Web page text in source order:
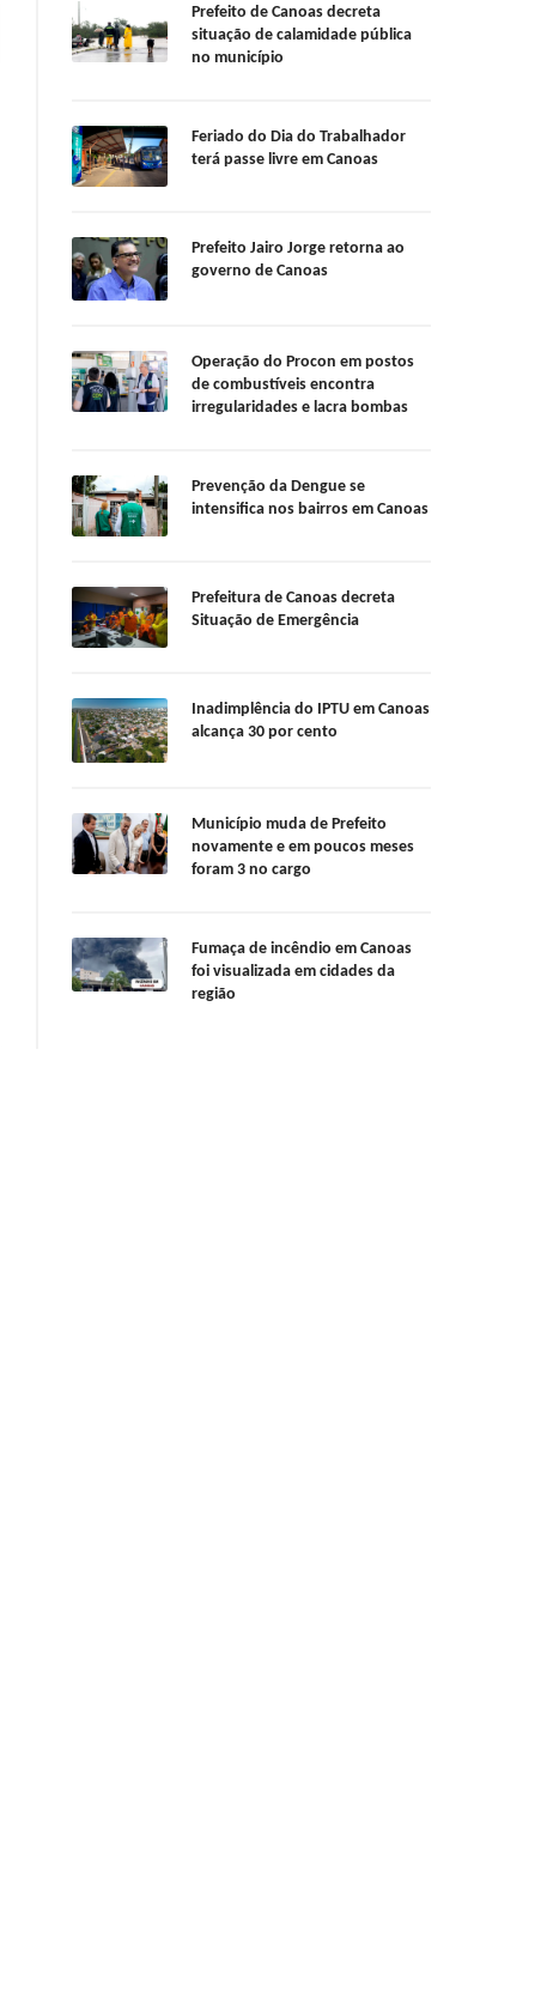
Prefeito de Canoas decreta
situação de calamidade pública
no município
Feriado do Dia do Trabalhador
terá passe livre em Canoas
Prefeito Jairo Jorge retorna ao
governo de Canoas
Operação do Procon em postos
de combustíveis encontra
irregularidades e lacra bombas
Prevenção da Dengue se
intensifica nos bairros em Canoas
Prefeitura de Canoas decreta
Situação de Emergência
Inadimplência do IPTU em Canoas
alcança 30 por cento
Município muda de Prefeito
novamente e em poucos meses
foram 3 no cargo
Fumaça de incêndio em Canoas
foi visualizada em cidades da
região